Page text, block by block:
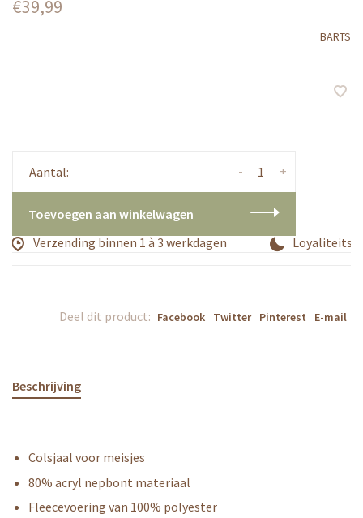
€39,99
BARTS
Aantal: +
-
Toevoegen aan winkelwagen
Verzending binnen 1 à 3 werkdagen
Deel dit product: Facebook Twitter Pinterest E-mail
Beschrijving
Colsjaal voor meisjes
80% acryl nepbont materiaal
Fleecevoering van 100% polyester